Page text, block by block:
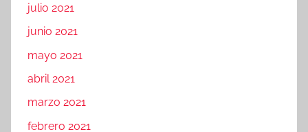
julio 2021
junio 2021
mayo 2021
abril 2021
marzo 2021
febrero 2021